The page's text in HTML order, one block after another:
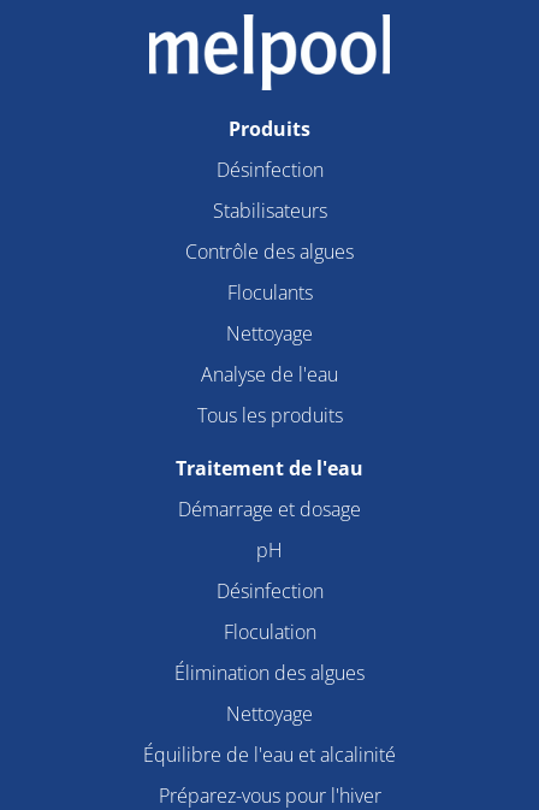
Produits
Désinfection
Stabilisateurs
Contrôle des algues
Floculants
Nettoyage
Analyse de l'eau
Tous les produits
Traitement de l'eau
Démarrage et dosage
pH
Désinfection
Floculation
Élimination des algues
Nettoyage
Équilibre de l'eau et alcalinité
Préparez-vous pour l'hiver